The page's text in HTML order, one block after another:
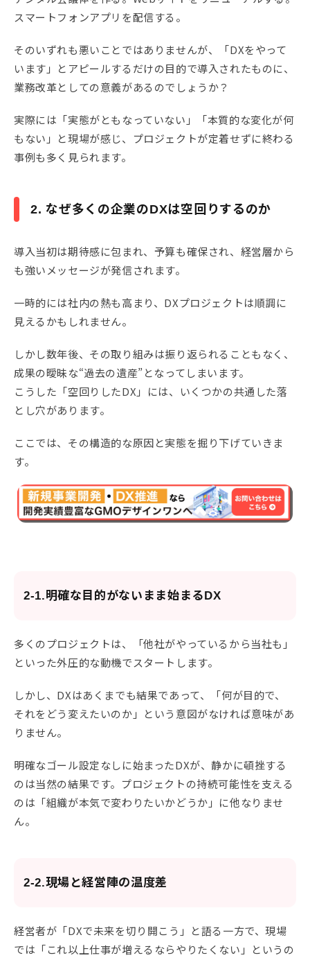
スマートフォンアプリを配信する。
そのいずれも悪いことではありませんが、「DXをやって
います」とアピールするだけの目的で導入されたものに、
業務改革としての意義があるのでしょうか？
実際には「実態がともなっていない」「本質的な変化が何
もない」と現場が感じ、プロジェクトが定着せずに終わる
事例も多く見られます。
2. なぜ多くの企業のDXは空回りするのか
導入当初は期待感に包まれ、予算も確保され、経営層から
も強いメッセージが発信されます。
一時的には社内の熱も高まり、DXプロジェクトは順調に
見えるかもしれません。
しかし数年後、その取り組みは振り返られることもなく、
成果の曖昧な“過去の遺産”となってしまいます。
こうした「空回りしたDX」には、いくつかの共通した落
とし穴があります。
ここでは、その構造的な原因と実態を掘り下げていきま
す。
2-1.明確な目的がないまま始まるDX
多くのプロジェクトは、「他社がやっているから当社も」
といった外圧的な動機でスタートします。
しかし、DXはあくまでも結果であって、「何が目的で、
それをどう変えたいのか」という意図がなければ意味があ
りません。
明確なゴール設定なしに始まったDXが、静かに頓挫する
のは当然の結果です。プロジェクトの持続可能性を支える
のは「組織が本気で変わりたいかどうか」に他なりませ
ん。
2-2.現場と経営陣の温度差
経営者が「DXで未来を切り開こう」と語る一方で、現場
では「これ以上仕事が増えるならやりたくない」というの